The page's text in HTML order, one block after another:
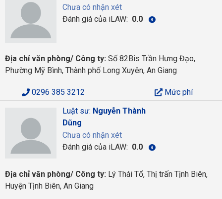
Chưa có nhận xét
Đánh giá của iLAW: 0.0
Địa chỉ văn phòng/ Công ty: Số 82Bis Trần Hưng Đạo,
Phường Mỹ Bình, Thành phố Long Xuyên, An Giang
0296 385 3212
Mức phí
Luật sư: Nguyễn Thành
Dũng
Chưa có nhận xét
Đánh giá của iLAW: 0.0
Địa chỉ văn phòng/ Công ty: Lý Thái Tổ, Thị trấn Tịnh Biên,
Huyện Tịnh Biên, An Giang